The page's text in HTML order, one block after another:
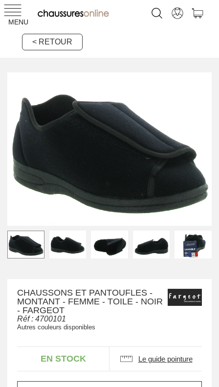
MENU
< RETOUR
CHAUSSONS ET PANTOUFLES -
MONTANT - FEMME - TOILE - NOIR
- FARGEOT
Réf : 4700101
Autres couleurs disponibles
EN STOCK Le guide pointure